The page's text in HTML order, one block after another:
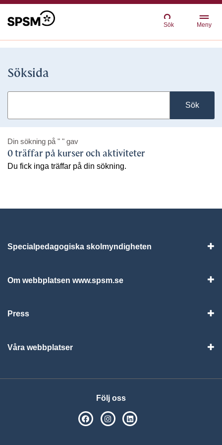
Sök Meny
Söksida
Sök
Din sökning på " " gav
0 träffar på kurser och aktiviteter
Du fick inga träffar på din sökning.
Specialpedagogiska skolmyndigheten
Om webbplatsen www.spsm.se
Press
Våra webbplatser
Följ oss
SPSM på Facebook
SPSM på Instagram